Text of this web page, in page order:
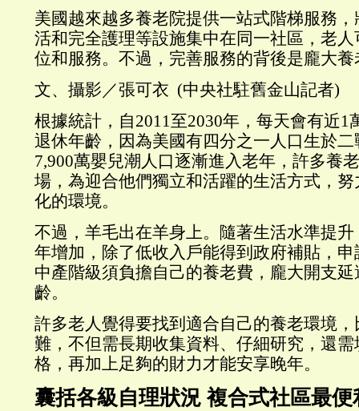
美國越來越多養老院提供一站式階梯服務
活和完全護理等設施集中在同一社區，老
位和服務。不過，完善服務的背後是龐大養
文、攝影／張可衣 (中央社駐舊金山記者)
根據統計，自2011至2030年，每天會有近1
退休年齡，因為美國有四分之一人口生於
7,900萬嬰兒潮人口逐漸進入老年，許多養
場，為迎合他們獨立和活躍的生活方式，
化的環境。
不過，羊毛出在羊身上。隨著生活水準提
年增加，除了低收入戶能得到政府補貼，
中產階級須負擔自己的養老費，龐大開支
齡。
許多老人覺得要找到適合自己的養老環境
難，不但需長期收集資料、仔細研究，還
格，再加上足夠的財力才能安享晚年。
囊括各級自理狀況 複合式社區最便